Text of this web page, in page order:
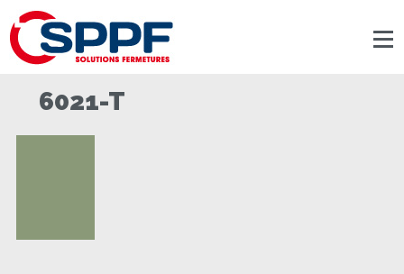
6021-T